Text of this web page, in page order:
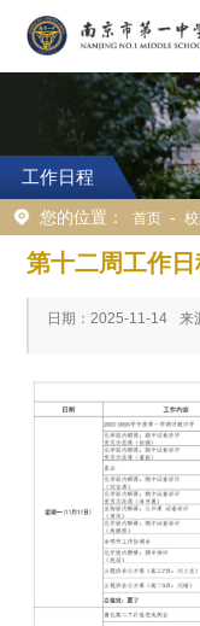
工作日程
您的位置： 首页 -
第十二周工作日
日期：2025-11-14 来